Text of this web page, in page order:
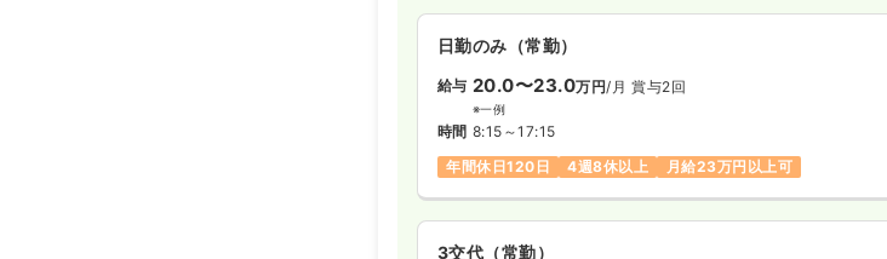
日勤のみ（常勤）
給与 20.0〜23.0万円/月 賞与2回
※一例
時間 8:15～17:15
年間休日120日
4週8休以上 月給23万円以上可
3交代（常勤）